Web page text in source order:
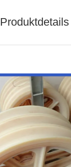
Produktdetails